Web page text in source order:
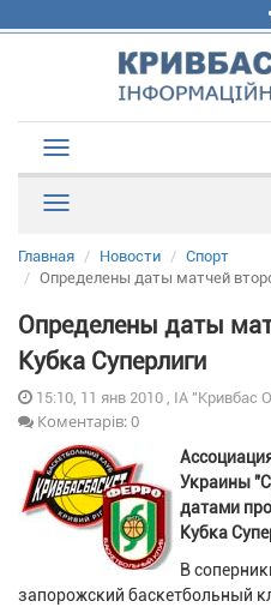
Главная Новости
Спорт
Определены даты матчей
Определены даты
Кубка Суперлиги
15:10, 11 янв 2010 , ІА "Кривбас
Коментарів: 0
Украины
датами
Кубка
В
запорожский баскетбольный